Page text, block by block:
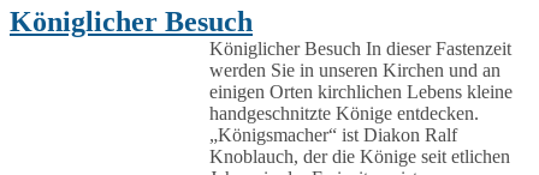
Königlicher Besuch
Königlicher Besuch In dieser Fastenzeit
werden Sie in unseren Kirchen und an
einigen Orten kirchlichen Lebens kleine
handgeschnitzte Könige entdecken.
„Königsmacher“ ist Diakon Ralf
Knoblauch, der die Könige seit etlichen